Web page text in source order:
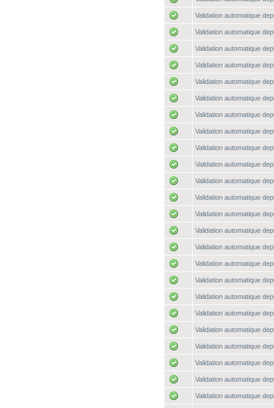
Validation automatique
Validation automatique
Validation automatique
Validation automatique
Validation automatique
Validation automatique
Validation automatique
Validation automatique
Validation automatique
Validation automatique
Validation automatique
Validation automatique
Validation automatique
Validation automatique
Validation automatique
Validation automatique
Validation automatique
Validation automatique
Validation automatique
Validation automatique
Validation automatique
Validation automatique
Validation automatique
Validation automatique